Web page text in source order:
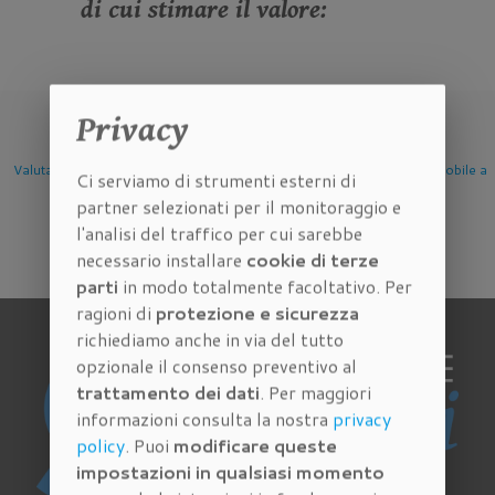
di cui stimare il valore:
Valutazione Immobile a
Scandicci
Valutazione
Privacy
Ci serviamo di strumenti esterni di
partner selezionati per il monitoraggio e
l'analisi del traffico per cui sarebbe
necessario installare cookie di terze
parti in modo totalmente facoltativo. Per
ragioni di protezione e sicurezza
richiediamo anche in via del tutto
opzionale il consenso preventivo al
trattamento dei dati. Per maggiori
informazioni consulta la nostra privacy
policy. Puoi modificare queste
impostazioni in qualsiasi momento